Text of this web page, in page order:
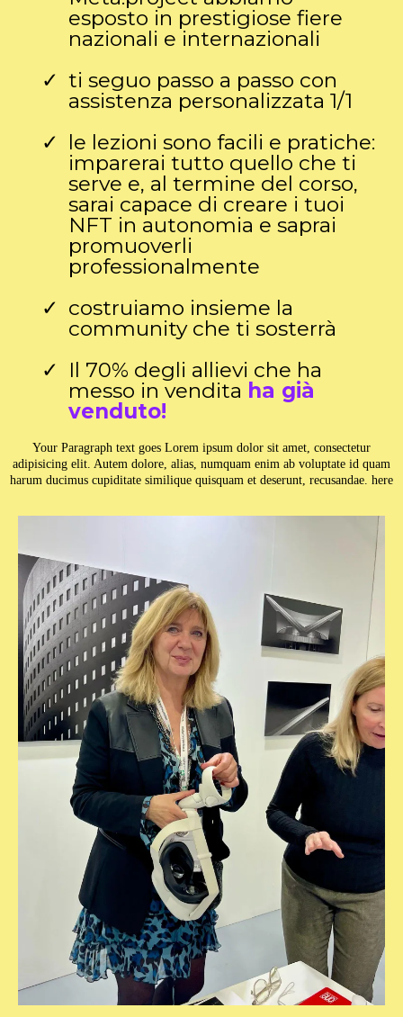
esposto in prestigiose fiere
nazionali e internazionali
ti seguo passo a passo con
assistenza personalizzata 1/1
le lezioni sono facili e pratiche:
imparerai tutto quello che ti
serve e, al termine del corso,
sarai capace di creare i tuoi
NFT in autonomia e saprai
promuoverli
professionalmente
costruiamo insieme la
community che ti sosterrà
Il 70% degli allievi che ha
messo in vendita ha già
venduto!
Your Paragraph text goes Lorem ipsum dolor sit amet, consectetur
adipisicing elit. Autem dolore, alias, numquam enim ab voluptate id quam
harum ducimus cupiditate similique quisquam et deserunt, recusandae. here